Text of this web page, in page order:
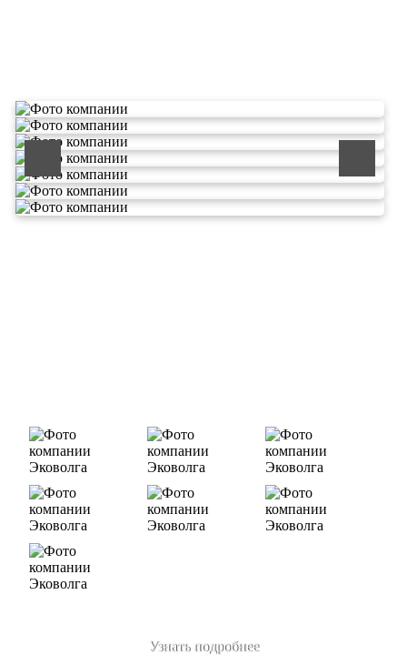
ООО «ЭКОВОЛГА» является современной и
Узнать подробнее